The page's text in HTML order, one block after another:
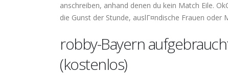
anschreiben, anhand denen du kein Match Eile.
die Gunst der Stunde, auslГ¤ndische Frauen oder
robby-Bayern
(kostenlos)